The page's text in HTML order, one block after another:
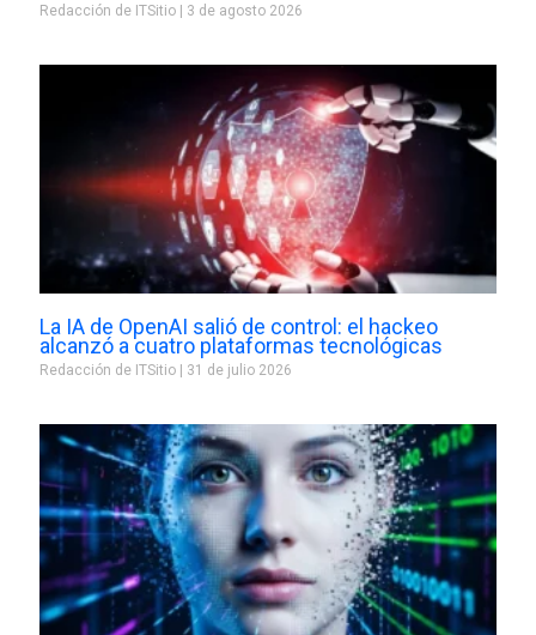
Redacción de ITSitio 3 de agosto 2026
La IA de OpenAI salió de control: el hackeo
alcanzó a cuatro plataformas tecnológicas
Redacción de ITSitio 31 de julio 2026